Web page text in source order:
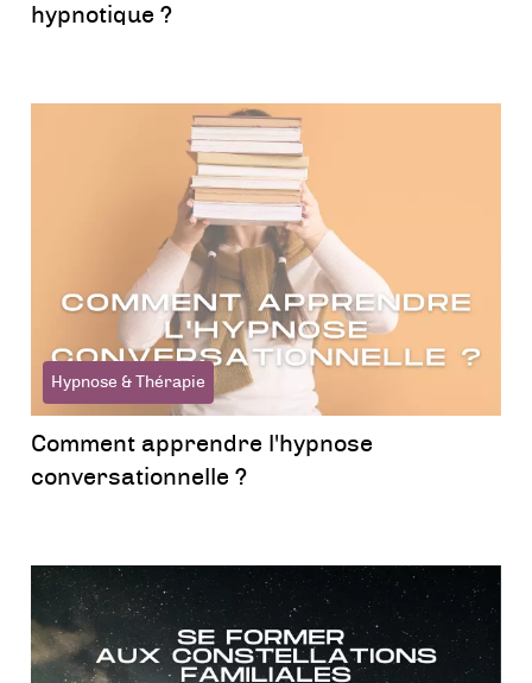
hypnotique ?
Hypnose & Thérapie
Comment apprendre l'hypnose
conversationnelle ?